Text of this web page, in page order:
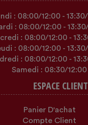
: 08:00/12:00 - 13:30/
: 08:00/12:00 - 13:30
: 08:00/12:00 -
: 08:00/12:00 - 13:30
: 08:00/12:00 -
Samedi : 08:30/12:00
ESPACE CLIENT
Panier D'achat
Compte Client